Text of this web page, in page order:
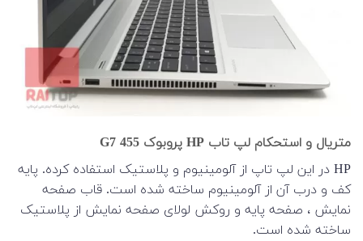
متریال و استحکام لپ تاب HP پروبوک 455 G7
HP در این لپ تاپ از آلومینیوم و پلاستیک استفاده کرده. پایه
کف و درب آن از آلومینیوم ساخته شده است. قاب صفحه
نمایش ، صفحه پایه و روکش لولای صفحه نمایش از پلاستیک
ساخته شده است.